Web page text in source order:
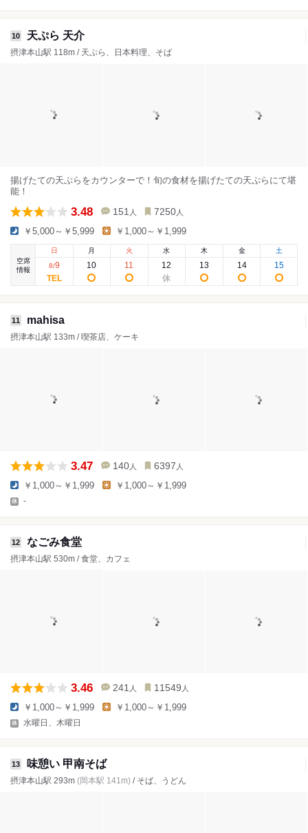
10 天ぷら 天介
摂津本山駅 118m / 天ぷら、日本料理、そば
揚げたての天ぷらをカウンターで！旬の食材を揚げたての天ぷらにて堪
能！
3.48 151 人 7250 人
￥5,000～￥5,999 ￥1,000～￥1,999
空席
情報
日
8/9
月
10
火
11
水
12
木
13
金
14
土
15
11 mahisa
摂津本山駅 133m / 喫茶店、ケーキ
3.47 140 人 6397 人
￥1,000～￥1,999 ￥1,000～￥1,999
-
12 なごみ食堂
摂津本山駅 530m / 食堂、カフェ
3.46 241 人 11549 人
￥1,000～￥1,999 ￥1,000～￥1,999
水曜日、木曜日
13 味憩い 甲南そば
摂津本山駅 293m (岡本駅 141m) / そば、うどん